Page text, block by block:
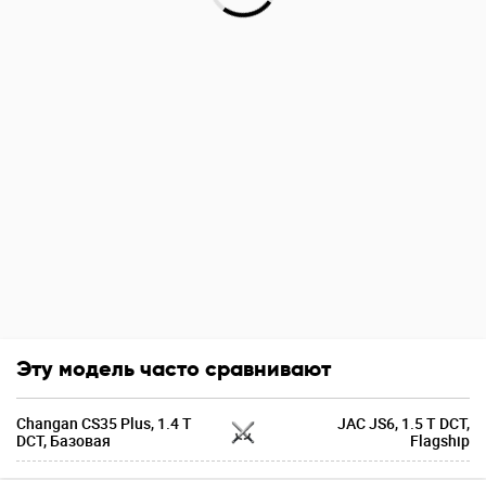
Эту модель часто сравнивают
Changan CS35 Plus, 1.4 T
DCT, Базовая
JAC JS6, 1.5 T DCT,
Flagship